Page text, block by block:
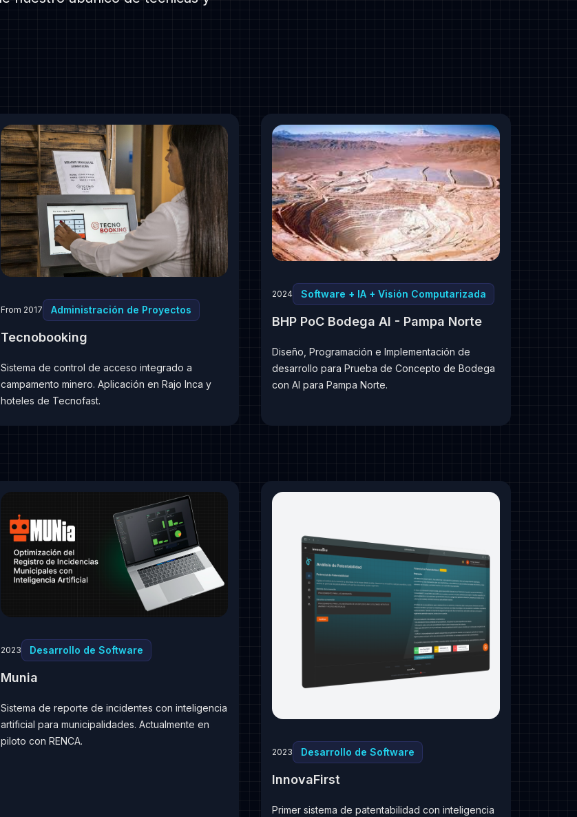
From 2017 Administración de Proyectos
Tecnobooking
Sistema de control de acceso integrado a
campamento minero. Aplicación en Rajo Inca y
hoteles de Tecnofast.
2024 Software + IA + Visión Computarizada
BHP PoC Bodega AI - Pampa Norte
Diseño, Programación e Implementación de
desarrollo para Prueba de Concepto de Bodega
con AI para Pampa Norte.
2023 Desarrollo de Software
Munia
Sistema de reporte de incidentes con inteligencia
artificial para municipalidades. Actualmente en
piloto con RENCA.
2023 Desarrollo de Software
InnovaFirst
Primer sistema de patentabilidad con inteligencia